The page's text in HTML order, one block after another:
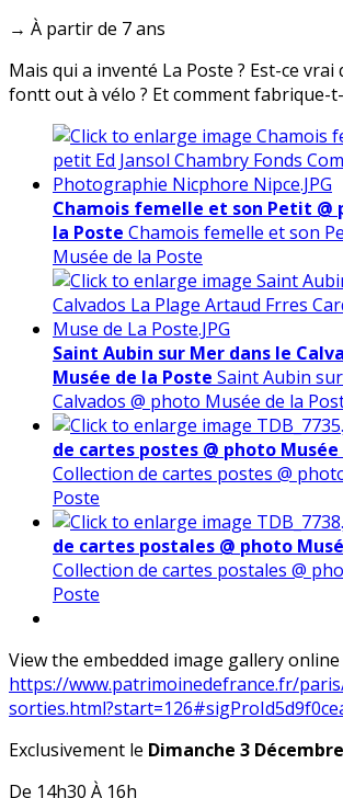
→ À partir de 7 ans
Mais qui a inventé La Poste ? Est-ce vrai
fontt out à vélo ? Et comment fabrique-
Chamois femelle et son Petit @
la Poste Chamois femelle et son
Musée de la Poste
Saint Aubin sur Mer dans le
Musée de la Poste Saint Aubin
Calvados @ photo Musée de la
de cartes postes @ photo
Collection de cartes postes @
Poste
de cartes postales @ photo
Collection de cartes postales @
Poste
View the embedded image gallery online
https://www.patrimoinedefrance.fr/
Exclusivement le Dimanche 3 Décembre
De 14h30 À 16h